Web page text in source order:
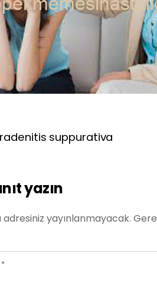
suppurativa
yazın
yayınlanmayacak.
*